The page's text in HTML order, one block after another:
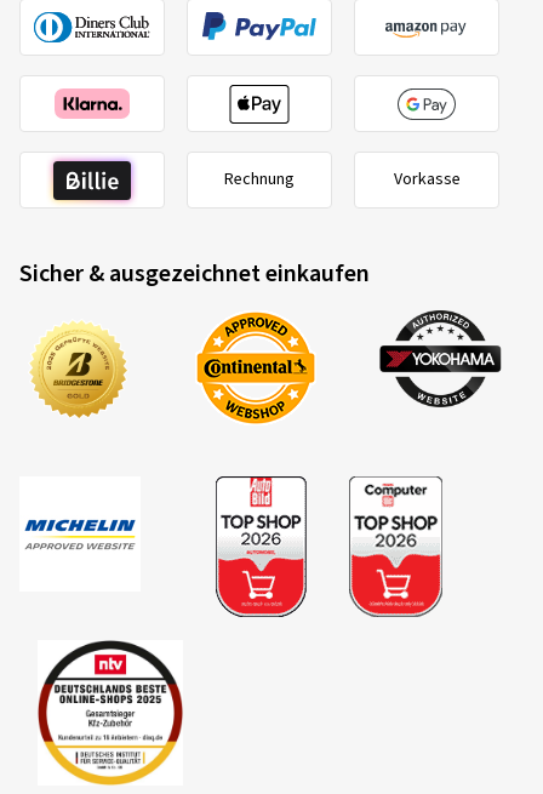
Rechnung Vorkasse
Sicher & ausgezeichnet einkaufen